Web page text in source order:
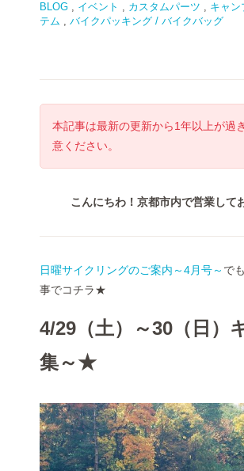
BLOG , イベント , カスタムパーツ , キャン
テム , バイクパッキング / バイクバッグ
本記事は最新の更新から1年以上が過
意ください。
こんにちわ！京都市内で営業して
日曜サイクリングのご案内～4月号～ で
事でコチラ★
4/29（土）～30（日）
集～★